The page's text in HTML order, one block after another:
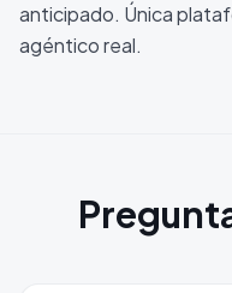
anticipado. Única
agéntico real.